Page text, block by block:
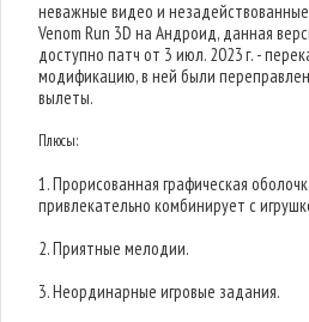
неважные видео и
Venom Run 3D на Андроид, данная
доступно патч от 3 июл. 2023 г. -
модификацию, в ней были
вылеты.
Плюсы:
1. Прорисованная графическая
привлекательно комбинирует с
2. Приятные мелодии.
3. Неординарные игровые задания.